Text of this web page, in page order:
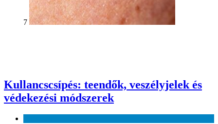
7
Kullancscsípés: teendők, veszélyjelek és
védekezési módszerek